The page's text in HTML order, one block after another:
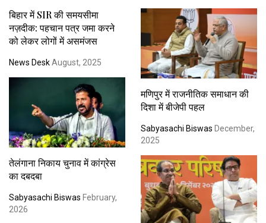
बिहार में SIR की समयसीमा
नज़दीक: पहचान पत्र जमा करने
को लेकर लोगों में असमंजस
News DeskAugust, 2025
मणिपुर में राजनीतिक समाधान की
दिशा में बीजेपी पहल
Sabyasachi Biswas December,
2025
तेलंगाना निकाय चुनाव में कांग्रेस
का दबदबा
Sabyasachi Biswas February,
2026